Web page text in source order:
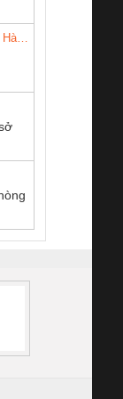
16I+
chống
Nẵng
NIHON
VIỆT
Công Ty SMC Tuyển Gấp Nhân Viên Kỹ Thuật- Hà Nội